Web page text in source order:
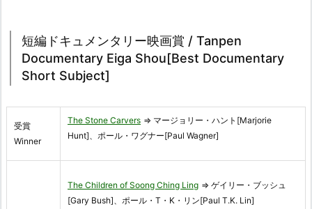
短編ドキュメンタリー映画賞 / Tanpen
Documentary Eiga Shou[Best Documentary
Short Subject]
受賞
Winner
The Stone Carvers ⇒ マージョリー・ハント[Marjorie
Hunt]、ポール・ワグナー[Paul Wagner]
The Children of Soong Ching Ling ⇒ ゲイリー・ブッシュ
[Gary Bush]、ポール・T・K・リン[Paul T.K. Lin]